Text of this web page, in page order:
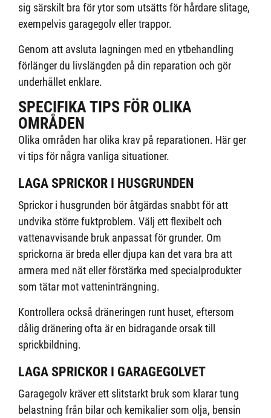
sig särskilt bra för ytor som utsätts för hårdare slitage,
exempelvis garagegolv eller trappor.
Genom att avsluta lagningen med en ytbehandling
förlänger du livslängden på din reparation och gör
underhållet enklare.
SPECIFIKA TIPS FÖR OLIKA
OMRÅDEN
Olika områden har olika krav på reparationen. Här ger
vi tips för några vanliga situationer.
LAGA SPRICKOR I HUSGRUNDEN
Sprickor i husgrunden bör åtgärdas snabbt för att
undvika större fuktproblem. Välj ett flexibelt och
vattenavvisande bruk anpassat för grunder. Om
sprickorna är breda eller djupa kan det vara bra att
armera med nät eller förstärka med specialprodukter
som tätar mot vatteninträngning.
Kontrollera också dräneringen runt huset, eftersom
dålig dränering ofta är en bidragande orsak till
sprickbildning.
LAGA SPRICKOR I GARAGEGOLVET
Garagegolv kräver ett slitstarkt bruk som klarar tung
belastning från bilar och kemikalier som olja, bensin